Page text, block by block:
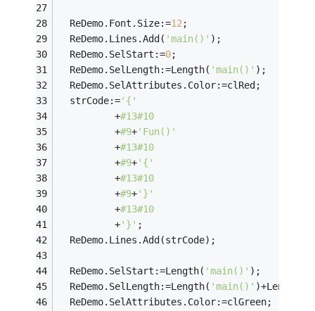
  ReDemo.Font.Size:=
12;
  ReDemo.Lines.Add(
'main()' );
  ReDemo.SelStart:=
0;
  ReDemo.SelLength:=Length(
'main()' );
  ReDemo.SelAttributes.Color:=clRed;
  strCode:=
'{'
          +
#13#10
          +
#9+'Fun()'
          +
#13#10
          +
#9+'{'
          +
#13#10
          +
#9+'}'
          +
#13#10
          +
'}' ;
  ReDemo.Lines.Add(strCode);
  ReDemo.SelStart:=Length(
'main()' );
  ReDemo.SelLength:=Length(
'main()'
  ReDemo.SelAttributes.Color:=clGreen;